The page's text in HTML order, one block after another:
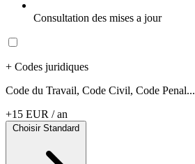
Consultation des mises a jour
+ Codes juridiques
Code du Travail, Code Civil, Code Penal...
+15 EUR / an
Choisir Standard